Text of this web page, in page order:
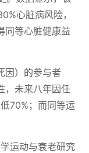
心脏病风险，
同等心脏健康益
因）的参与者
，未来八年因任
70%；而同等运
运动与衰老研究